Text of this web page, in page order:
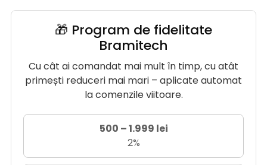
🎁 Program de fidelitate
Bramitech
Cu cât ai comandat mai mult în timp, cu atât
primești reduceri mai mari – aplicate automat
la comenzile viitoare.
500 – 1.999 lei
2%